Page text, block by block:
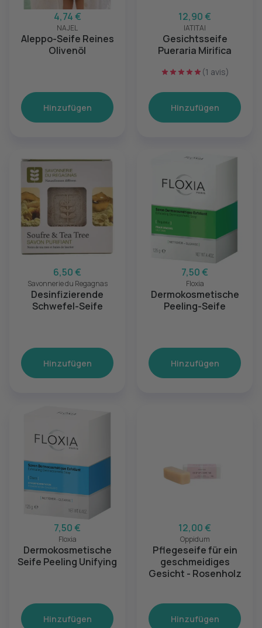
4,74 €
NAJEL
Aleppo-Seife Reines
Olivenöl
Hinzufügen
12,90 €
IATITAI
Gesichtsseife
Pueraria Mirifica
(1 avis)
Hinzufügen
6,50 €
Savonnerie du Regagnas
Desinfizierende
Schwefel-Seife
Hinzufügen
7,50 €
Floxia
Dermokosmetische
Peeling-Seife
Hinzufügen
7,50 €
Floxia
Dermokosmetische
Seife Peeling Unifying
Hinzufügen
12,00 €
Oppidum
Pflegeseife für ein
geschmeidiges
Gesicht - Rosenholz
Hinzufügen